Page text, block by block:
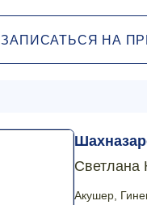
ЗАПИСАТЬСЯ НА
Светлана
Акушер,